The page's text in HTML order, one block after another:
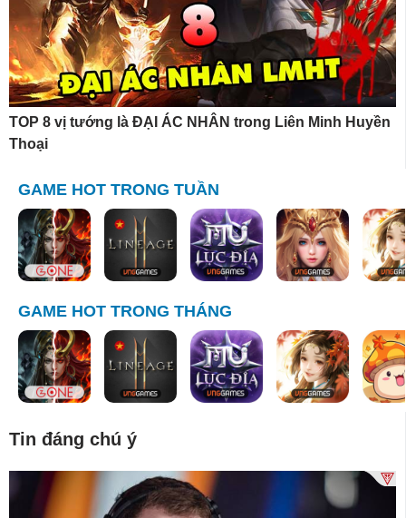
TOP 8 vị tướng là ĐẠI ÁC NHÂN trong Liên Minh Huyền
Thoại
GAME HOT TRONG TUẦN
GAME HOT TRONG THÁNG
Tin đáng chú ý